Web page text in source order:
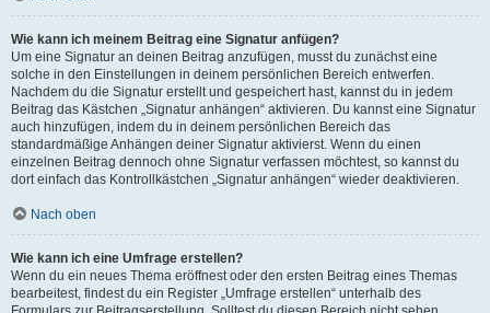
Wie kann ich meinem Beitrag eine Signatur anfügen?
Um eine Signatur an deinen Beitrag anzufügen, musst du zunächst eine
solche in den Einstellungen in deinem persönlichen Bereich entwerfen.
Nachdem du die Signatur erstellt und gespeichert hast, kannst du in jedem
Beitrag das Kästchen „Signatur anhängen“ aktivieren. Du kannst eine Signatur
auch hinzufügen, indem du in deinem persönlichen Bereich das
standardmäßige Anhängen deiner Signatur aktivierst. Wenn du einen
einzelnen Beitrag dennoch ohne Signatur verfassen möchtest, so kannst du
dort einfach das Kontrollkästchen „Signatur anhängen“ wieder deaktivieren.
Nach oben
Wie kann ich eine Umfrage erstellen?
Wenn du ein neues Thema eröffnest oder den ersten Beitrag eines Themas
bearbeitest, findest du ein Register „Umfrage erstellen“ unterhalb des